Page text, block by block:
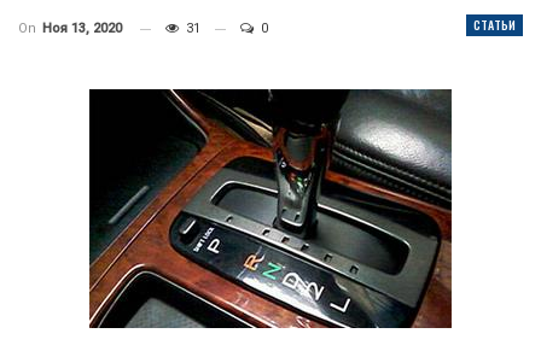
СТАТЬИ
On Ноя 13, 2020 31 0